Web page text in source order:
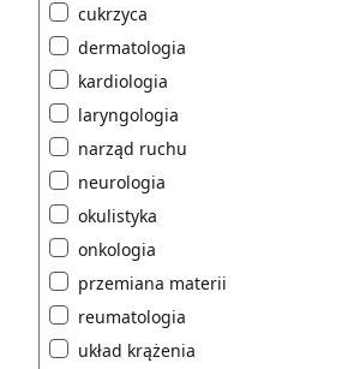
cukrzyca
dermatologia
kardiologia
laryngologia
narząd ruchu
neurologia
okulistyka
onkologia
przemiana materii
reumatologia
układ krążenia